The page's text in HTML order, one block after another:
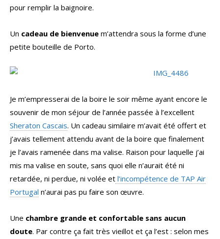
pour remplir la baignoire.
Un cadeau de bienvenue m’attendra sous la forme d’une
petite bouteille de Porto.
Je m’empresserai de la boire le soir même ayant encore le
souvenir de mon séjour de l’année passée à l’excellent
Sheraton Cascais. Un cadeau similaire m’avait été offert et
j’avais tellement attendu avant de la boire que finalement
je l’avais ramenée dans ma valise. Raison pour laquelle j’ai
mis ma valise en soute, sans quoi elle n’aurait été ni
retardée, ni perdue, ni volée et l’incompétence de TAP Air
Portugal n’aurai pas pu faire son œuvre.
Une chambre grande et confortable sans aucun
doute. Par contre ça fait très vieillot et ça l’est : selon mes